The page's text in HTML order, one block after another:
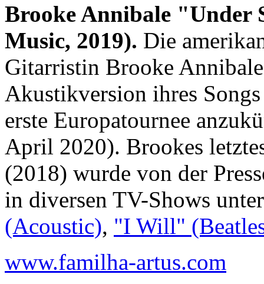
Brooke Annibale "Under
Music, 2019). Die
Gitarristin Brooke
Akustikversion ihres
erste Europatournee
April 2020). Brookes
(2018) wurde von der
in diversen TV-Shows
(Acoustic), "I Will"
www.familha-artus.com